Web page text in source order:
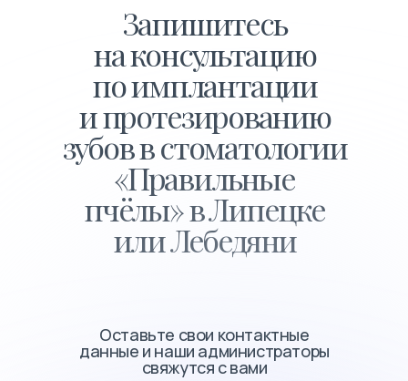
Запишитесь
на консультацию
по имплантации
и протезированию
зубов в стоматологии
«Правильные
пчёлы» в Липецке
или Лебедяни
Оставьте свои контактные
данные и наши администраторы
свяжутся с вами